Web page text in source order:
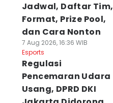
Jadwal, Daftar Tim,
Format, Prize Pool,
dan Cara Nonton
7 Aug 2026, 16:36 WIB
Esports
Regulasi
Pencemaran Udara
Usang, DPRD DKI